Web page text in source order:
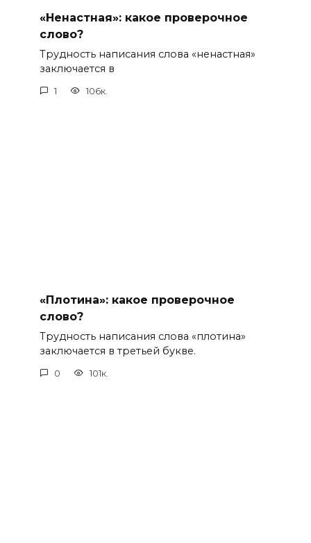
«Ненастная»: какое проверочное
слово?
Трудность написания слова «ненастная»
заключается в
1 106к.
«Плотина»: какое проверочное
слово?
Трудность написания слова «плотина»
заключается в третьей букве.
0 101к.